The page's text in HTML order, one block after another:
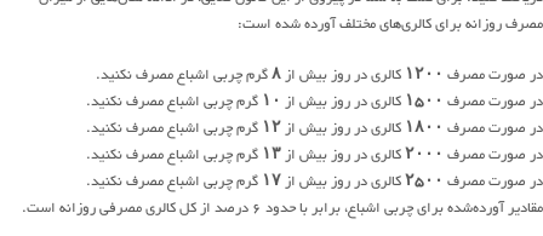
مصرف روزانه برای کالری‌های مختلف آورده شده است:
در صورت مصرف ۱۲۰۰ کالری در روز بیش از۸گرم چربی اشباع مصرف نکنید.
در صورت مصرف ۱۵۰۰ کالری در روز بیش از ۱۰ گرم چربی اشباع مصرف نکنید.
در صورت مصرف ۱۸۰۰ کالری در روز بیش از۱۲ گرم چربی اشباع مصرف نکنید.
در صورت مصرف ۲۰۰۰کالری در روز بیش از۱۳ گرم چربی اشباع مصرف نکنید.
در صورت مصرف ۲۵۰۰کالری در روز بیش از۱۷ گرم چربی اشباع مصرف نکنید.
مقادیر آورده‌شده برای چربی اشباع، برابر با حدود ۶ درصد از کل کالری مصرفی روزانه است.